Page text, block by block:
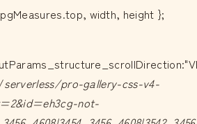
width, height };
serverless/pro-gallery-css-v4-
not-